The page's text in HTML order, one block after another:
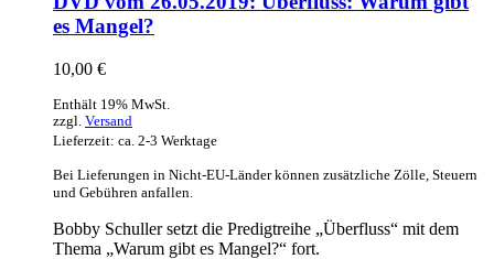
es Mangel?
10,00 €
Enthält 19% MwSt.
zzgl. Versand
Lieferzeit: ca. 2-3 Werktage
Bei Lieferungen in Nicht-EU-Länder können zusätzliche Zölle, Steuern
und Gebühren anfallen.
Bobby Schuller setzt die Predigtreihe „Überfluss“ mit dem
Thema „Warum gibt es Mangel?“ fort.